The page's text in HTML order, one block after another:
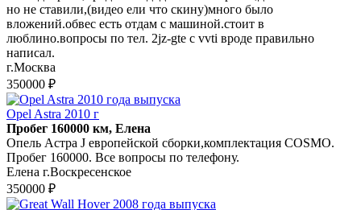
но не ставили,(видео ели что скину)много было
вложений.обвес есть отдам с машиной.стоит в
люблино.вопросы по тел. 2jz-gte c vvti вроде правильно
написал.
г.Москва
350000 ₽
Opel Astra 2010 г
Пробег 160000 км, Елена
Опель Астра J европейской сборки,комплектация COSMO.
Пробег 160000. Все вопросы по телефону.
Елена г.Воскресенское
350000 ₽